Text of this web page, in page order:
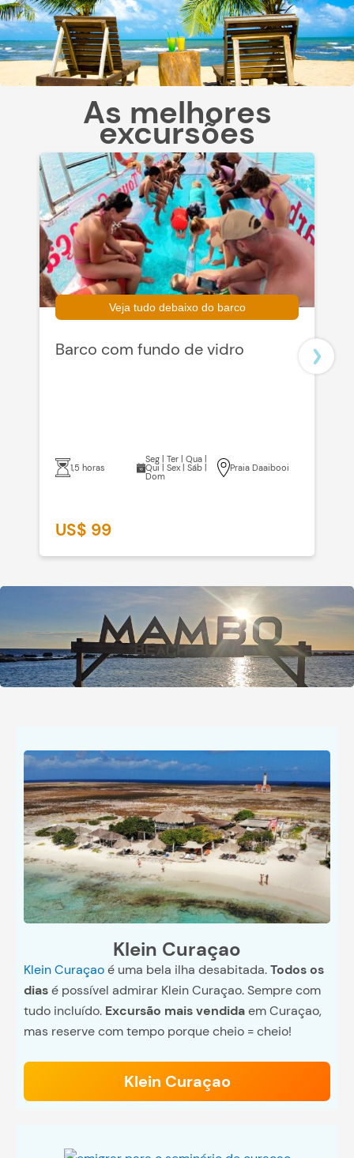
As melhores
excursões
Veja tudo debaixo do barco
Barco com fundo de vidro
1,5 horas
Seg | Ter | Qua |
Qui | Sex | Sáb |
Dom
Praia Daaibooi
US$ 99
Klein Curaçao
Klein Curaçaoé uma bela ilha desabitada.Todos os
diasé possível admirar Klein Curaçao. Sempre com
tudo incluído. Excursão mais vendidaem Curaçao,
mas reserve com tempo porque cheio = cheio!
Klein Curaçao